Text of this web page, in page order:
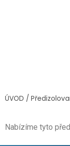
ÚVOD /
Nabízíme tyto